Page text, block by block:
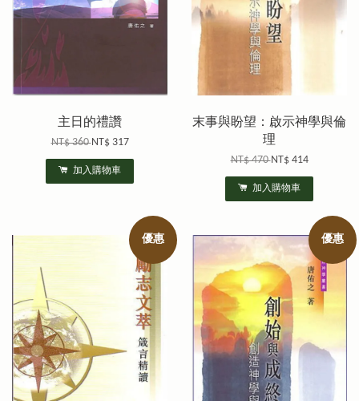
主日的禮讚
NT$ 360NT$ 317
加入購物車
末事與盼望：啟示神學與倫
理
NT$ 470NT$ 414
加入購物車
優惠 優惠